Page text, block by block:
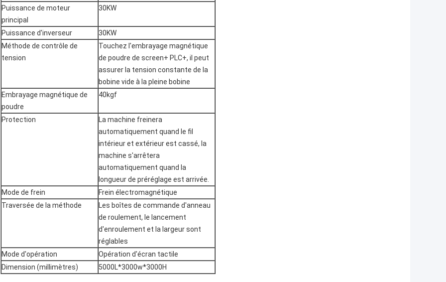
Puissance de moteur
principal
30KW
Puissance d'inverseur
30KW
Méthode de contrôle de
tension
Touchez l'embrayage magnétique
de poudre de screen+ PLC+, il peut
assurer la tension constante de la
bobine vide à la pleine bobine
Embrayage magnétique de
poudre
40kgf
Protection
La machine freinera
automatiquement quand le fil
intérieur et extérieur est cassé, la
machine s'arrêtera
automatiquement quand la
longueur de préréglage est arrivée.
Mode de frein
Frein électromagnétique
Traversée de la méthode
Les boîtes de commande d'anneau
de roulement, le lancement
d'enroulement et la largeur sont
réglables
Mode d'opération
Opération d'écran tactile
Dimension (millimètres)
5000L*3000w*3000H